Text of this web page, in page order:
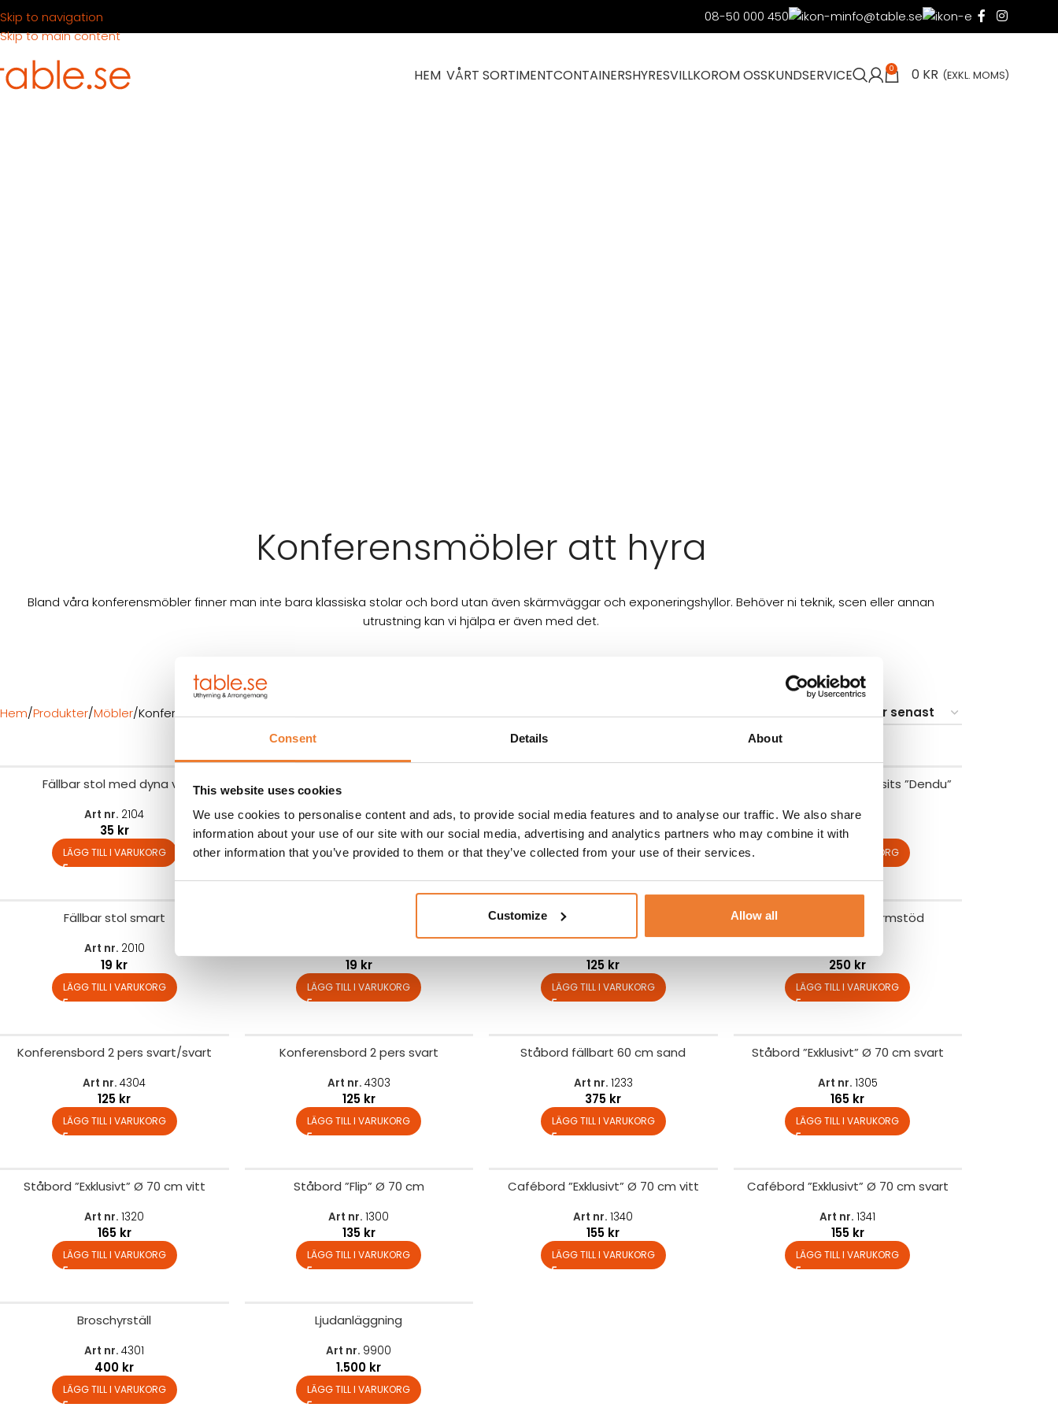
Consent Details About
This website uses cookies
We use cookies to personalise content and ads, to provide social media features and to analyse our traffic. We also share
information about your use of our site with our social media, advertising and analytics partners who may combine it with
other information that you’ve provided to them or that they’ve collected from your use of their services.
Customize Allow all
Skip to navigation
Skip to main content
08-50 000 450 info@table.se
HEM VÅRT SORTIMENTCONTAINERSHYRESVILLKOROM OSSKUNDSERVICE 0 0 KR (EXKL. MOMS)
Konferensmöbler att hyra
Bland våra konferensmöbler finner man inte bara klassiska stolar och bord utan även skärmväggar och exponeringshyllor. Behöver ni teknik, scen eller annan
utrustning kan vi hjälpa er även med det.
Hem Produkter Möbler Konferensmöbler Visa 24 48 96
Fällbar stol med dyna vit
Art nr. 2104
35 kr
LÄGG TILL I VARUKORG
Fällbar stoppad stol svart
Art nr.2107
40kr
LÄGG TILL I VARUKORG
Art nr.2102
75kr
LÄGG TILL I VARUKORG
Stapelbar stol med tygsits ”Dendu”
Art nr.2100
25
LÄGG TILL I VARUKORG
Fällbar stol smart
Art nr. 2010
19 kr
LÄGG TILL I VARUKORG
19 kr
LÄGG TILL I VARUKORG
Bankettbord Ø 120 cm
125 kr
LÄGG TILL I VARUKORG
Kontorsstol med armstöd
250 kr
LÄGG TILL I VARUKORG
Konferensbord 2 pers svart/svart
Art nr.4304
125 kr
LÄGG TILL I VARUKORG
Konferensbord 2 pers svart
Art nr. 4303
125 kr
LÄGG TILL I VARUKORG
Ståbord fällbart 60 cm sand
Art nr. 1233
375 kr
LÄGG TILL I VARUKORG
Ståbord ”Exklusivt” Ø 70 cm svart
Art nr. 1305
165 kr
LÄGG TILL I VARUKORG
Ståbord ”Exklusivt” Ø 70 cm vitt
Art nr.1320
165 kr
LÄGG TILL I VARUKORG
Ståbord ”Flip” Ø 70 cm
Art nr.1300
135 kr
LÄGG TILL I VARUKORG
Cafébord ”Exklusivt” Ø 70 cm vitt
Art nr.1340
155 kr
LÄGG TILL I VARUKORG
Cafébord ”Exklusivt” Ø 70 cm svart
Art nr.1341
155 kr
LÄGG TILL I VARUKORG
Broschyrställ
Art nr.4301
400 kr
LÄGG TILL I VARUKORG
Ljudanläggning
Art nr. 9900
1.500 kr
LÄGG TILL I VARUKORG